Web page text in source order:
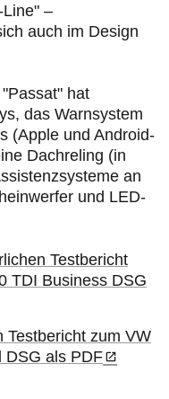
–
auch im Design
"Passat" hat
das Warnsystem
(Apple und Android-
Dachreling (in
an
und LED-
Testbericht
TDI Business DSG
Testbericht zum VW
DSG als PDF